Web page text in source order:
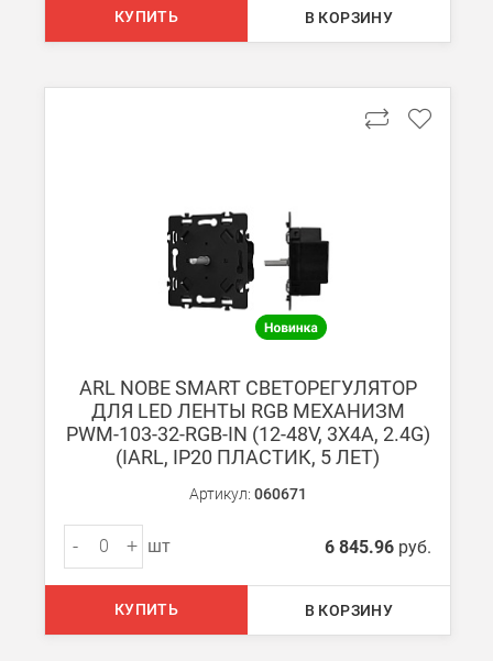
КУПИТЬ В КОРЗИНУ
ARL NOBE SMART СВЕТОРЕГУЛЯТОР
ДЛЯ LED ЛЕНТЫ RGB МЕХАНИЗМ
PWM-103-32-RGB-IN (12-48V, 3X4A, 2.4G)
(IARL, IP20 ПЛАСТИК, 5 ЛЕТ)
Артикул: 060671
- + шт 6 845.96 руб.
КУПИТЬ В КОРЗИНУ